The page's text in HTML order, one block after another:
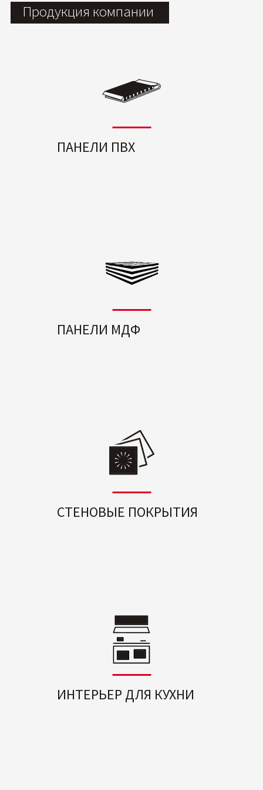
Продукция компании
ПАНЕЛИ ПВХ
ПАНЕЛИ МДФ
СТЕНОВЫЕ ПОКРЫТИЯ
ИНТЕРЬЕР ДЛЯ КУХНИ